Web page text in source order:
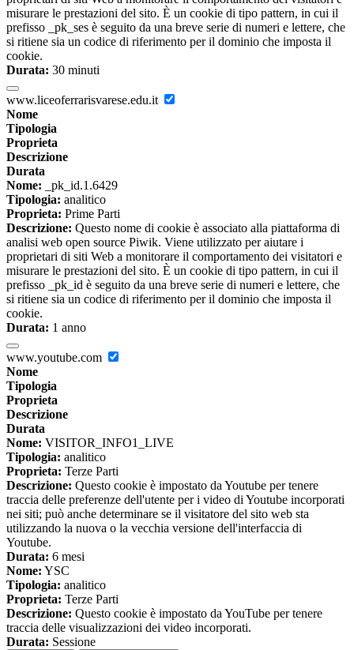
misurare le prestazioni del sito. È un cookie di tipo pattern, in cui il
prefisso _pk_ses è seguito da una breve serie di numeri e lettere, che
si ritiene sia un codice di riferimento per il dominio che imposta il
cookie.
Durata: 30 minuti
www.liceoferrarisvarese.edu.it
Nome
Tipologia
Proprieta
Descrizione
Durata
Nome: _pk_id.1.6429
Tipologia: analitico
Proprieta: Prime Parti
Descrizione: Questo nome di cookie è associato alla piattaforma di
analisi web open source Piwik. Viene utilizzato per aiutare i
proprietari di siti Web a monitorare il comportamento dei visitatori e
misurare le prestazioni del sito. È un cookie di tipo pattern, in cui il
prefisso _pk_id è seguito da una breve serie di numeri e lettere, che
si ritiene sia un codice di riferimento per il dominio che imposta il
cookie.
Durata: 1 anno
www.youtube.com
Nome
Tipologia
Proprieta
Descrizione
Durata
Nome: VISITOR_INFO1_LIVE
Tipologia: analitico
Proprieta: Terze Parti
Descrizione: Questo cookie è impostato da Youtube per tenere
traccia delle preferenze dell'utente per i video di Youtube incorporati
nei siti; può anche determinare se il visitatore del sito web sta
utilizzando la nuova o la vecchia versione dell'interfaccia di
Youtube.
Durata: 6 mesi
Nome: YSC
Tipologia: analitico
Proprieta: Terze Parti
Descrizione: Questo cookie è impostato da YouTube per tenere
traccia delle visualizzazioni dei video incorporati.
Durata: Sessione